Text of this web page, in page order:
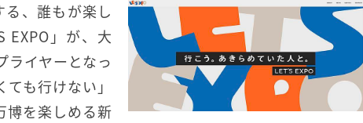
、誰もが楽し
EXPO」が、大
ライヤーとなっ
も行けない」
博を楽しめる新